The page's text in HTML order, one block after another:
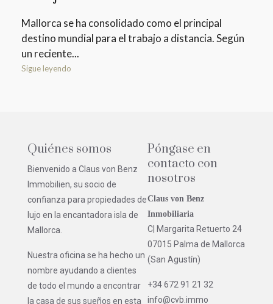
Mallorca se ha consolidado como el principal
destino mundial para el trabajo a distancia. Según
un reciente...
Sigue leyendo
Quiénes somos
Bienvenido a Claus von Benz
Immobilien, su socio de
confianza para propiedades de
lujo en la encantadora isla de
Mallorca.
Nuestra oficina se ha hecho un
nombre ayudando a clientes
de todo el mundo a encontrar
la casa de sus sueños en esta
Póngase en
contacto con
nosotros
Claus von Benz
Inmobiliaria
C| Margarita Retuerto 24
07015 Palma de Mallorca
(San Agustín)
+34 672 91 21 32
info@cvb.immo